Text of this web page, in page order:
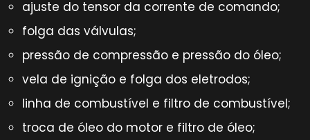
ajuste do tensor da corrente de comando;
folga das válvulas;
pressão de compressão e pressão do óleo;
vela de ignição e folga dos eletrodos;
linha de combustível e filtro de combustível;
troca de óleo do motor e filtro de óleo;